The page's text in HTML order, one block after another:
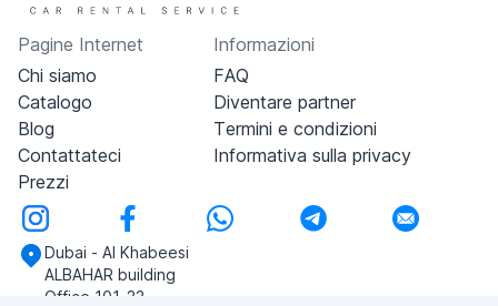
Pagine Internet
Chi siamo
Catalogo
Blog
Contattateci
Prezzi
Informazioni
FAQ
Diventare partner
Termini e condizioni
Informativa sulla privacy
Dubai - Al Khabeesi
ALBAHAR building
Office 101-33